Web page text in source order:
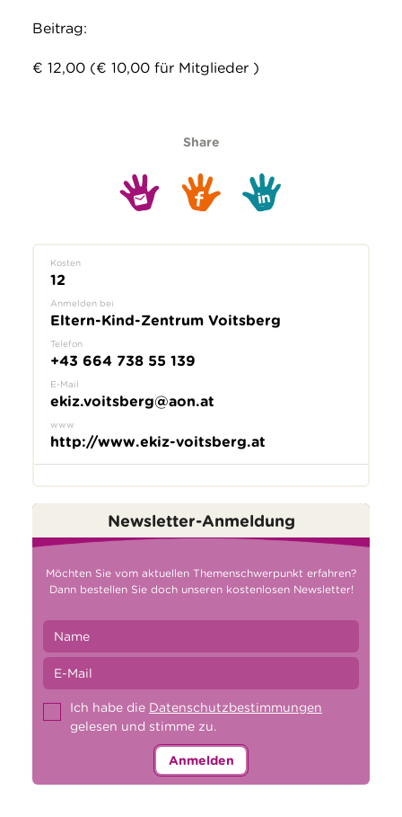
Beitrag:
€ 12,00 (€ 10,00 für Mitglieder )
Share
Kosten
12
Anmelden bei
Eltern-Kind-Zentrum Voitsberg
Telefon
+43 664 738 55 139
E-Mail
ekiz.voitsberg@aon.at
www
http://www.ekiz-voitsberg.at
Newsletter-Anmeldung
Möchten Sie vom aktuellen Themenschwerpunkt erfahren?
Dann bestellen Sie doch unseren kostenlosen Newsletter!
Ich habe die Datenschutzbestimmungen
gelesen und stimme zu.
Anmelden